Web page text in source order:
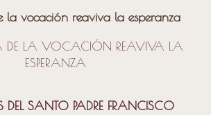
la vocación reaviva la esperanza
DE LA VOCACIÓN REAVIVA LA
ESPERANZA
DEL SANTO PADRE FRANCISCO